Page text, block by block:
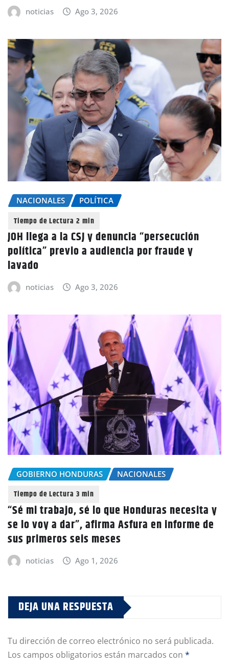
noticias Ago 3, 2026
NACIONALES POLÍTICA
JOH llega a la CSJ y denuncia “persecución
política” previo a audiencia por fraude y
lavado
noticias Ago 3, 2026
GOBIERNO HONDURAS NACIONALES
“Sé mi trabajo, sé lo que Honduras necesita y
se lo voy a dar”, afirma Asfura en informe de
sus primeros seis meses
noticias Ago 1, 2026
DEJA UNA RESPUESTA
Tu dirección de correo electrónico no será publicada.
Los campos obligatorios están marcados con *